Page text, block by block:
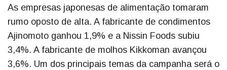
As empresas japonesas de alimentação tomaram
rumo oposto de alta. A fabricante de condimentos
Ajinomoto ganhou 1,9% e a Nissin Foods subiu
3,4%. A fabricante de molhos Kikkoman avançou
3,6%. Um dos principais temas da campanha será o